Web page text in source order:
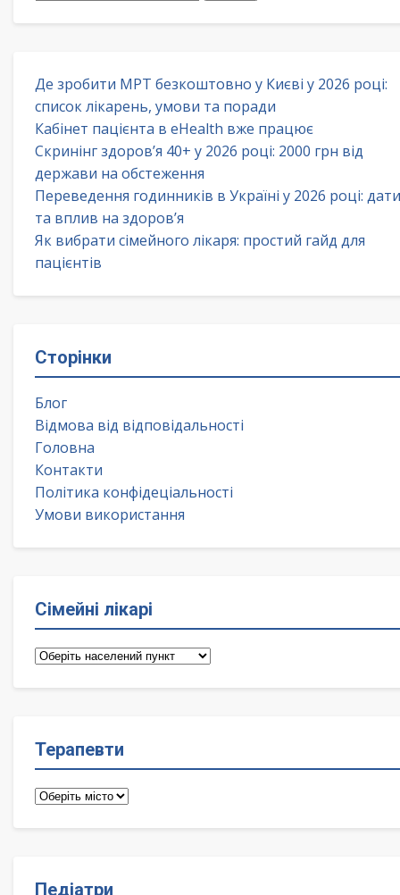
Де зробити МРТ безкоштовно у Києві у 2026 році:
список лікарень, умови та поради
Кабінет пацієнта в eHealth вже працює
Скринінг здоров’я 40+ у 2026 році: 2000 грн від
держави на обстеження
Переведення годинників в Україні у 2026 році: дати
та вплив на здоров’я
Як вибрати сімейного лікаря: простий гайд для
пацієнтів
Сторінки
Блог
Відмова від відповідальності
Головна
Контакти
Політика конфідеціальності
Умови використання
Сімейні лікарі
Сімейні
Терапевти
Терапевти
Педіатри